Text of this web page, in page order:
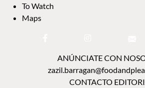
To Watch
Maps
ANÚNCIATE CON
CONTACTO